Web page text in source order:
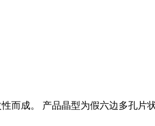
而成。 产品晶型为假六边多孔片